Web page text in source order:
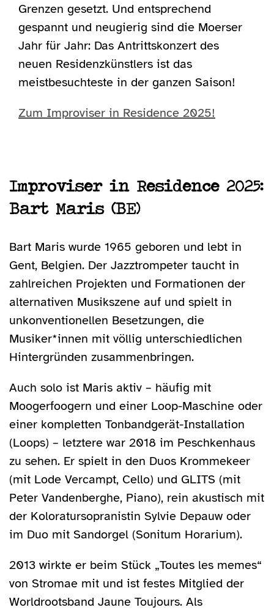
Grenzen gesetzt. Und entsprechend
gespannt und neugierig sind die Moerser
Jahr für Jahr: Das Antrittskonzert des
neuen Residenzkünstlers ist das
meistbesuchteste in der ganzen Saison!
Zum Improviser in Residence 2025!
Improviser in Residence 2025:
Bart Maris (BE)
Bart Maris wurde 1965 geboren und lebt in
Gent, Belgien. Der Jazztrompeter taucht in
zahlreichen Projekten und Formationen der
alternativen Musikszene auf und spielt in
unkonventionellen Besetzungen, die
Musiker*innen mit völlig unterschiedlichen
Hintergründen zusammenbringen.
Auch solo ist Maris aktiv – häufig mit
Moogerfoogern und einer Loop-Maschine oder
einer kompletten Tonbandgerät-Installation
(Loops) – letztere war 2018 im Peschkenhaus
zu sehen. Er spielt in den Duos Krommekeer
(mit Lode Vercampt, Cello) und GLITS (mit
Peter Vandenberghe, Piano), rein akustisch mit
der Koloratursopranistin Sylvie Depauw oder
im Duo mit Sandorgel (Sonitum Horarium).
2013 wirkte er beim Stück „Toutes les memes“
von Stromae mit und ist festes Mitglied der
Worldrootsband Jaune Toujours. Als